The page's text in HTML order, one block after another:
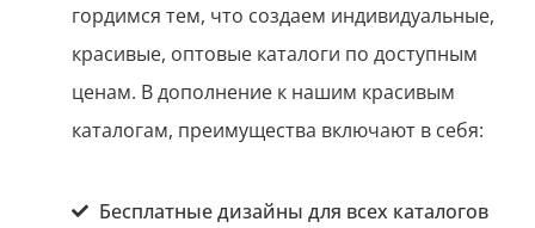
гордимся тем, что создаем индивидуальные,
красивые, оптовые каталоги по доступным
ценам. В дополнение к нашим красивым
каталогам, преимущества включают в себя:
Бесплатные дизайны для всех каталогов